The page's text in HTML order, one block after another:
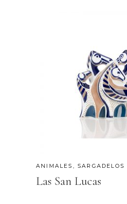
ANIMALES , SARGADELOS
Las San Lucas